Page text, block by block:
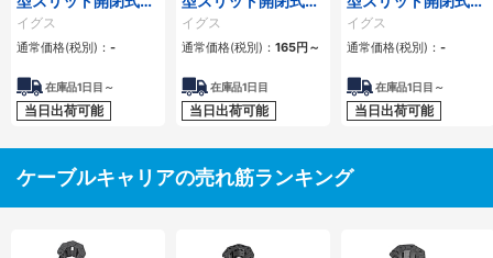
（EZチェーン）
Z200型
イグス
通常価格(税別)： -
在庫品1日目～
当日出荷可能
（EZチェーン） E14
型
イグス
通常価格(税別)： 165円 ～
在庫品1日目
当日出荷可能
（EZチェーン） Z14
型
イグス
通常価格(税別)： -
在庫品1日目～
当日出荷可能
ケーブルキャリアの売れ筋ランキング